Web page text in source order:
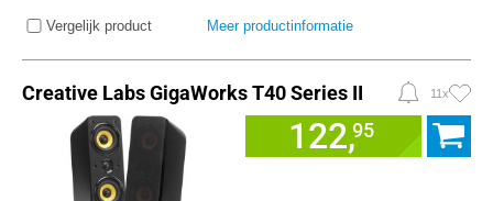
Vergelijk product Meer productinformatie
Creative Labs GigaWorks T40 Series II 11x
122,95